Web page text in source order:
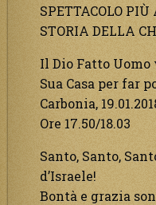
SPETTACOLO
STORIA DELLA
Il Dio Fatto
Sua Casa per far
Carbonia,
Ore 17.50/18.03
Santo, Santo,
d’Israele!
Bontà e grazia